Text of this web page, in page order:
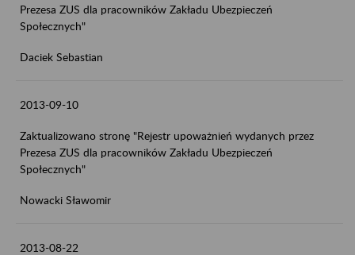
Prezesa ZUS dla pracowników Zakładu Ubezpieczeń
Społecznych"
Daciek Sebastian
2013-09-10
Zaktualizowano stronę "Rejestr upoważnień wydanych przez
Prezesa ZUS dla pracowników Zakładu Ubezpieczeń
Społecznych"
Nowacki Sławomir
2013-08-22